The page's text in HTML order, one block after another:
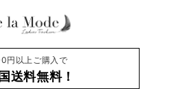
円以上ご購入で
送料無料！